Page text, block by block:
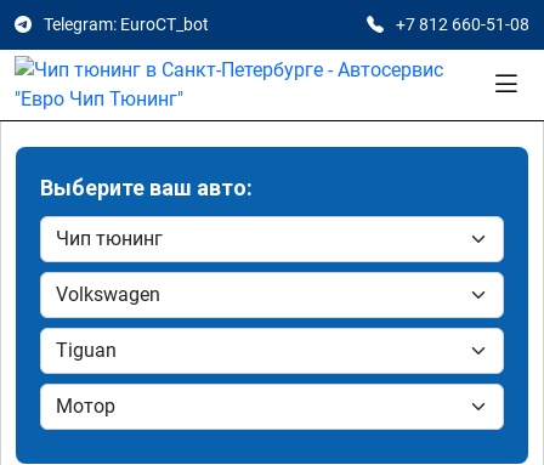
Telegram: EuroCT_bot +7 812 660-51-08
Выберите ваш авто: